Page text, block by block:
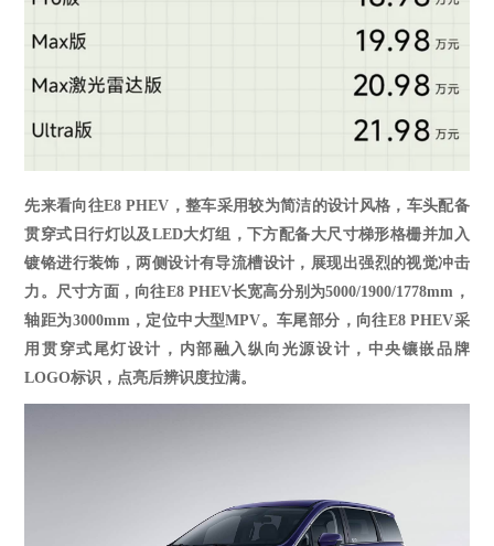
先来看向往E8 PHEV，整车采用较为简洁的设计风格，车头配备
贯穿式日行灯以及 LED大灯组，下方配备大尺寸梯形格栅并加入
镀铬进行装饰，两侧设计有导流槽设计，展现出强烈的视觉冲击
力。
尺寸方面， 向往E8 PHEV长宽高分别为5000/1900/1778mm，
轴距为3000mm ，定位中大型MPV。车尾部分，向往E8 PHEV采
用贯穿式尾灯设计，内部融入纵向光源设计，中央镶嵌品牌
LOGO标识，点亮后辨识度拉满。